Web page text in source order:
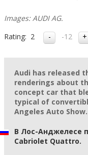
Images: AUDI AG.
Rating: 2 -12
Audi has released
renderings about
concept car that
typical of
Angeles Auto Show.
В Лос-Анджелесе
Cabriolet Quattro.